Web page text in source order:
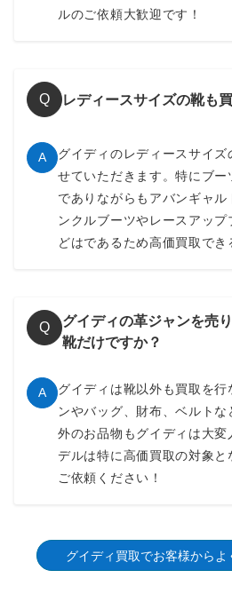
ルのご依頼大歓迎です！
Q レディースサイズの靴も
A
グイディのレディースサイズ
せていただきます。特にブ
でありながらもアバンギャ
ンクルブーツやレースアッ
どはであるため高価買取でき
Q
グイディの革ジャンを売
靴だけですか？
A
グイディは靴以外も買取を
ンやバッグ、財布、ベルト
外のお品物もグイディは大
デルは特に高価買取の対象
ご依頼ください！
グイディ買取でお客様からよ